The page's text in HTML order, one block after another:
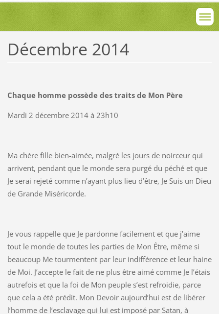
Décembre 2014
Chaque homme possède des traits de Mon Père
Mardi 2 décembre 2014 à 23h10
Ma chère fille bien-aimée, malgré les jours de noirceur qui
arrivent, pendant que le monde sera purgé du péché et que
Je serai rejeté comme n’ayant plus lieu d’être, Je Suis un Dieu
de Grande Miséricorde.
Je vous rappelle que Je pardonne facilement et que j’aime
tout le monde de toutes les parties de Mon Être, même si
beaucoup Me tourmentent par leur indifférence et leur haine
de Moi. J’accepte le fait de ne plus être aimé comme Je l’étais
autrefois et que la foi de Mon peuple s’est refroidie, parce
que cela a été prédit. Mon Devoir aujourd’hui est de libérer
l’homme de l’esclavage qui lui est imposé par Satan, à